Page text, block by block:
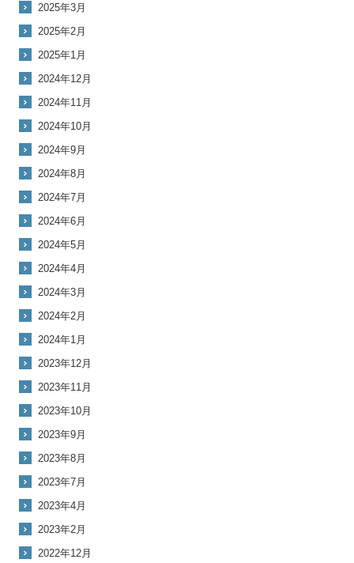
2025年3月
2025年2月
2025年1月
2024年12月
2024年11月
2024年10月
2024年9月
2024年8月
2024年7月
2024年6月
2024年5月
2024年4月
2024年3月
2024年2月
2024年1月
2023年12月
2023年11月
2023年10月
2023年9月
2023年8月
2023年7月
2023年4月
2023年2月
2022年12月